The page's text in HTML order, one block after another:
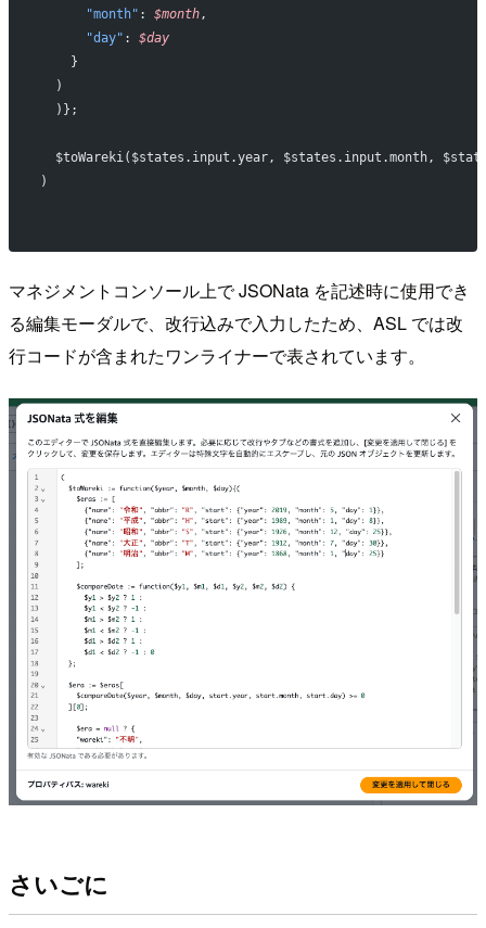
      "month"
: $month,
      "day"
: $day
    }
  )
  )};
$toWareki($states.input.year, $states.input.month,
)
マネジメントコンソール上で JSONata を記述時に使用でき
る編集モーダルで、改行込みで入力したため、ASL では改
行コードが含まれたワンライナーで表されています。
さいごに